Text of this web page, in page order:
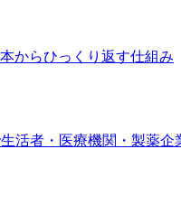
からひっくり返す仕組み
活者・医療機関・製薬企